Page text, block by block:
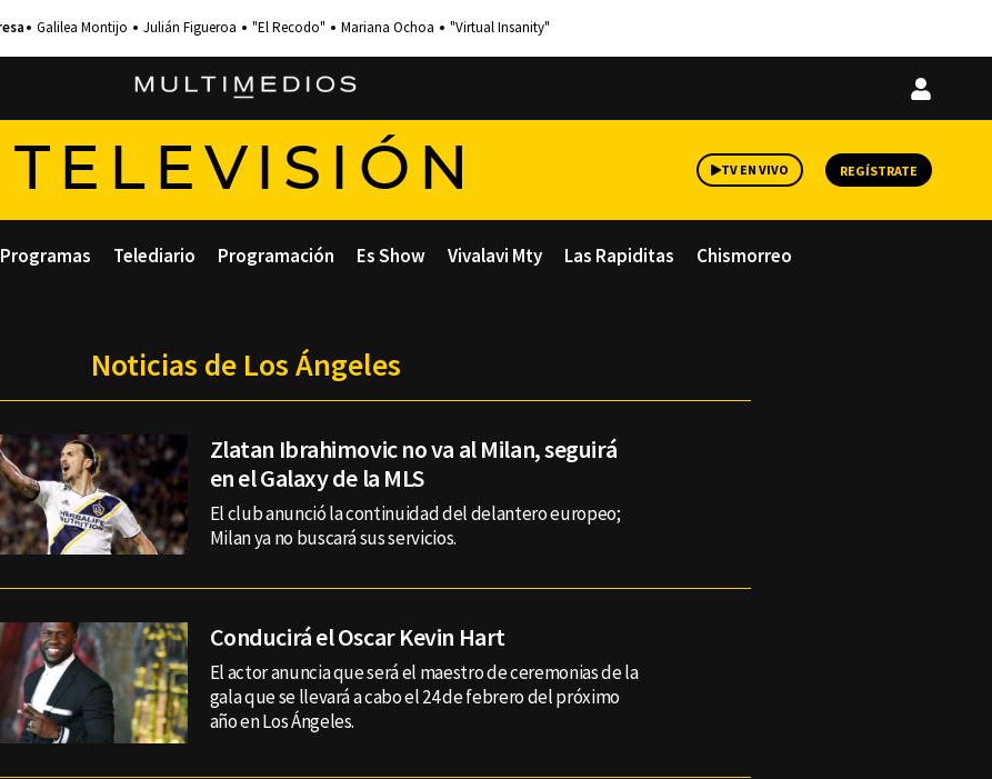
Galilea Montijo Julián Figueroa "El Recodo" Mariana Ochoa "Virtual Insanity"
Iniciar
TELEVISIÓN TV EN VIVO REGÍSTRATE
Programas Telediario Programación Es Show Vivalavi Mty Las Rapiditas Chismorreo
Noticias de Los Ángeles
Zlatan Ibrahimovic no va al Milan, seguirá
en el Galaxy de la MLS
El club anunció la continuidad del delantero europeo;
Milan ya no buscará sus servicios.
Conducirá el Oscar Kevin Hart
El actor anuncia que será el maestro de ceremonias de la
gala que se llevará a cabo el 24 de febrero del próximo
año en Los Ángeles.